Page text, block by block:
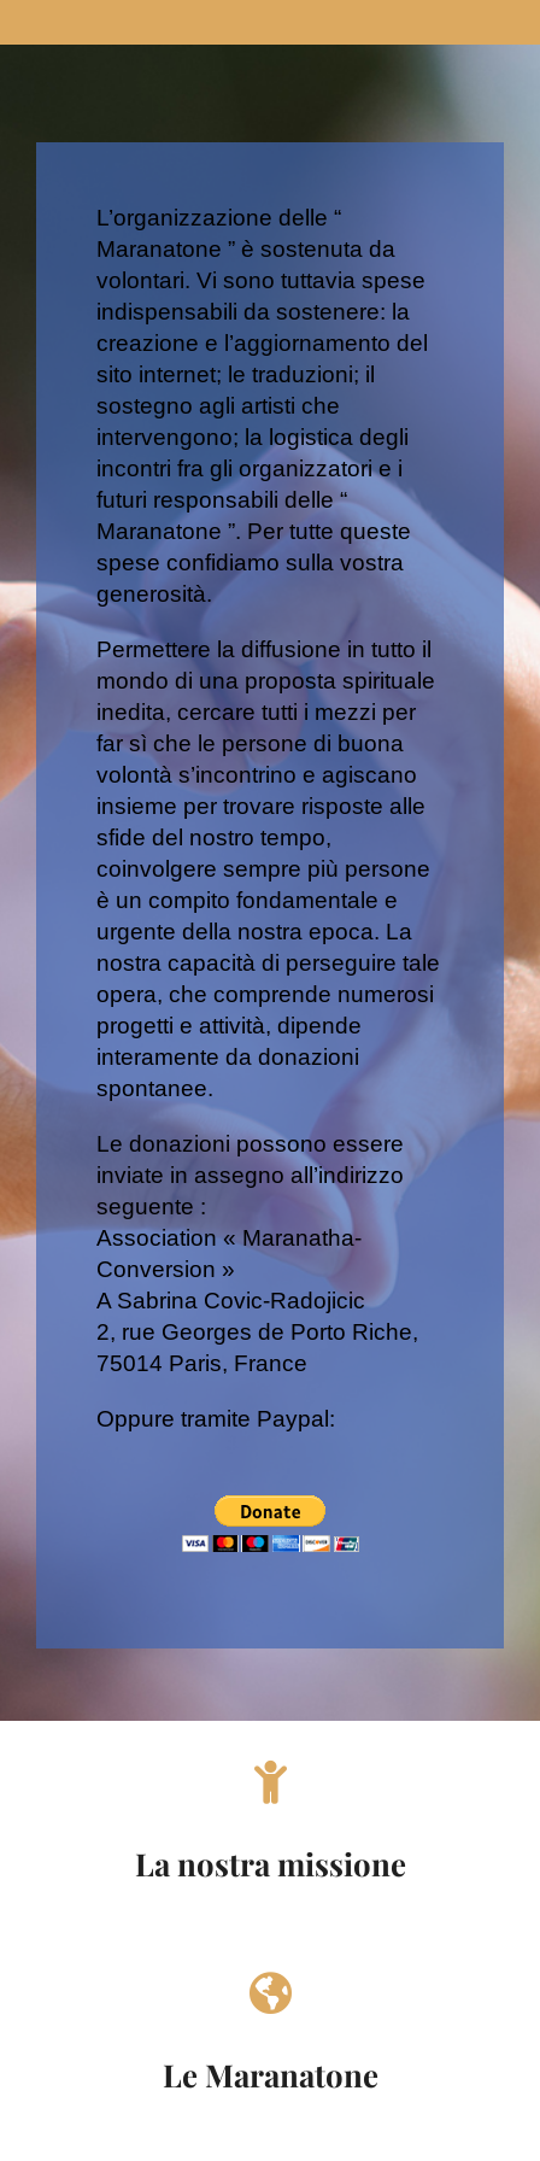
L’organizzazione delle “
Maranatone ” è sostenuta da
volontari. Vi sono tuttavia spese
indispensabili da sostenere: la
creazione e l’aggiornamento del
sito internet; le traduzioni; il
sostegno agli artisti che
intervengono; la logistica degli
incontri fra gli organizzatori e i
futuri responsabili delle “
Maranatone ”. Per tutte queste
spese confidiamo sulla vostra
generosità.
Permettere la diffusione in tutto il
mondo di una proposta spirituale
inedita, cercare tutti i mezzi per
far sì che le persone di buona
volontà s’incontrino e agiscano
insieme per trovare risposte alle
sfide del nostro tempo,
coinvolgere sempre più persone
è un compito fondamentale e
urgente della nostra epoca. La
nostra capacità di perseguire tale
opera, che comprende numerosi
progetti e attività, dipende
interamente da donazioni
spontanee.
Le donazioni possono essere
inviate in assegno all’indirizzo
seguente :
Association « Maranatha-
Conversion »
A Sabrina Covic-Radojicic
2, rue Georges de Porto Riche,
75014 Paris, France
Oppure tramite Paypal:
La nostra missione
Le Maranatone